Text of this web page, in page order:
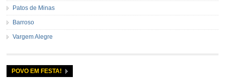
Patos de Minas
Barroso
Vargem Alegre
POVO EM FESTA!